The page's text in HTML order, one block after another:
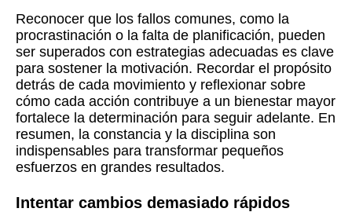
Reconocer que los fallos comunes, como la
procrastinación o la falta de planificación, pueden
ser superados con estrategias adecuadas es clave
para sostener la motivación. Recordar el propósito
detrás de cada movimiento y reflexionar sobre
cómo cada acción contribuye a un bienestar mayor
fortalece la determinación para seguir adelante. En
resumen, la constancia y la disciplina son
indispensables para transformar pequeños
esfuerzos en grandes resultados.
Intentar cambios demasiado rápidos